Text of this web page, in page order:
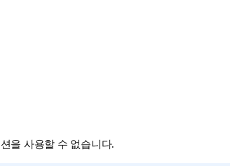
을 사용할 수 없습니다.